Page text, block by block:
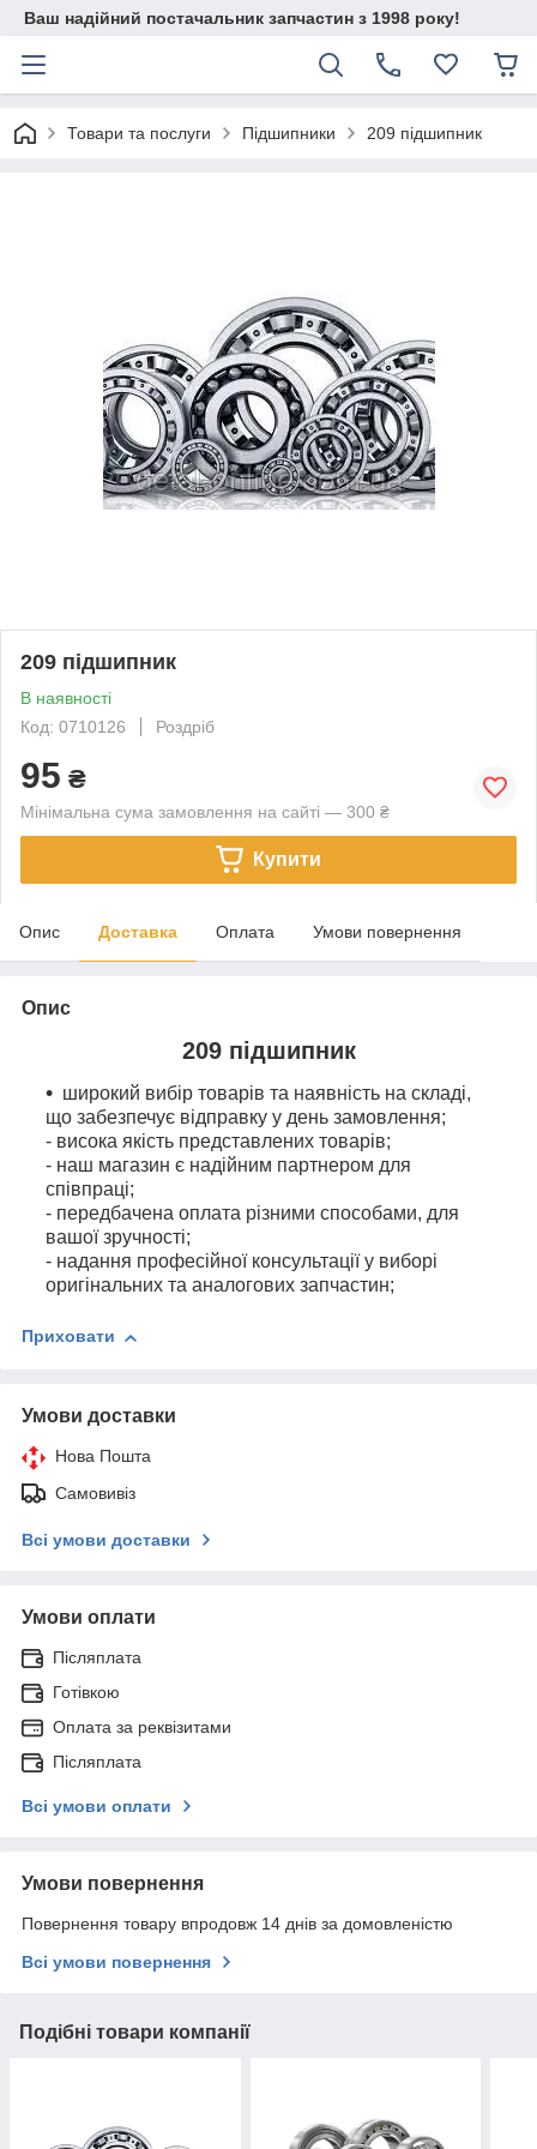
Ваш надійний постачальник запчастин з 1998 року!
Товари та послуги Підшипники 209 підшипник
209 підшипник
В наявності
Код: 0710126
Роздріб
95 ₴
Мінімальна сума замовлення на сайті — 300 ₴
Купити
Опис Доставка Оплата Умови повернення
Опис
209 підшипник
широкий вибір товарів та наявність на складі,
що забезпечує відправку у день замовлення;
- висока якість представлених товарів;
- наш магазин є надійним партнером для
співпраці;
- передбачена оплата різними способами, для
вашої зручності;
- надання професійної консультації у виборі
оригінальних та аналогових запчастин;
Приховати
Умови доставки
Нова Пошта
Самовивіз
Всі умови доставки
Умови оплати
Післяплата
Готівкою
Оплата за реквізитами
Післяплата
Всі умови оплати
Умови повернення
Повернення товару впродовж 14 днів за домовленістю
Всі умови повернення
Подібні товари компанії